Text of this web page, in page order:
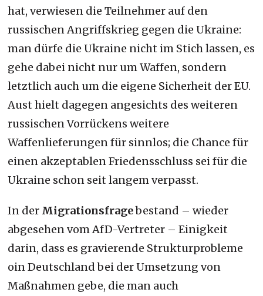
hat, verwiesen die Teilnehmer auf den
russischen Angriffskrieg gegen die Ukraine:
man dürfe die Ukraine nicht im Stich lassen, es
gehe dabei nicht nur um Waffen, sondern
letztlich auch um die eigene Sicherheit der EU.
Aust hielt dagegen angesichts des weiteren
russischen Vorrückens weitere
Waffenlieferungen für sinnlos; die Chance für
einen akzeptablen Friedensschluss sei für die
Ukraine schon seit langem verpasst.
In der Migrationsfragebestand – wieder
abgesehen vom AfD-Vertreter – Einigkeit
darin, dass es gravierende Strukturprobleme
oin Deutschland bei der Umsetzung von
Maßnahmen gebe, die man auch